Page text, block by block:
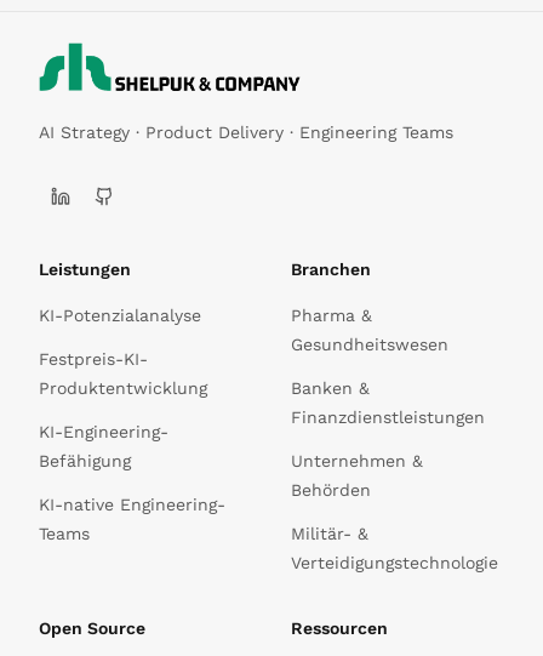
AI Strategy · Product Delivery · Engineering Teams
Leistungen
KI-Potenzialanalyse
Festpreis-KI-
Produktentwicklung
KI-Engineering-
Befähigung
KI-native Engineering-
Teams
Branchen
Pharma &
Gesundheitswesen
Banken &
Finanzdienstleistungen
Unternehmen &
Behörden
Militär- &
Verteidigungstechnologie
Open Source Ressourcen